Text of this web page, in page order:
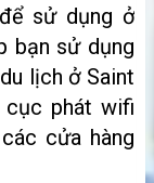
sử dụng ở
bạn sử dụng
lịch ở Saint
cục phát wifi
cửa hàng